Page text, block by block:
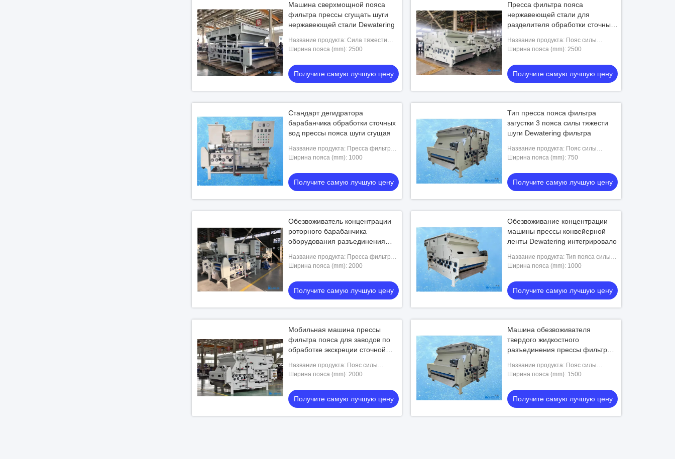
Машина сверхмощной пояса
фильтра прессы сгущать шуги
нержавеющей стали Dewatering
Название продукта: Сила тяжести
пояса фильтра нержавеющей стали 3
Ширина пояса (mm): 2500
Получите самую лучшую цену
Пресса фильтра пояса
нержавеющей стали для
разделителя обработки сточных
Название продукта: Пояс силы
тяжести пояса 3 фильтров
Ширина пояса (mm): 2500
Получите самую лучшую цену
Стандарт дегидратора
барабанчика обработки сточных
вод прессы пояса шуги сгущая
Название продукта: Пресса фильтра
пояса
Ширина пояса (mm): 1000
Получите самую лучшую цену
Тип пресса пояса фильтра
загустки 3 пояса силы тяжести
шуги Dewatering фильтра
Название продукта: Пояс силы
тяжести пояса 3 фильтров
Ширина пояса (mm): 750
Получите самую лучшую цену
Обезвоживатель концентрации
роторного барабанчика
оборудования разъединения
Название продукта: Пресса фильтра
пояса
Ширина пояса (mm): 2000
Получите самую лучшую цену
Обезвоживание концентрации
машины прессы конвейерной
ленты Dewatering интегрировало
Название продукта: Тип пояса силы
тяжести пояса 3 фильтров
Ширина пояса (mm): 1000
Получите самую лучшую цену
Мобильная машина прессы
фильтра пояса для заводов по
обработке экскреции сточной
Название продукта: Пояс силы
тяжести пояса 3 фильтров
Ширина пояса (mm): 2000
Получите самую лучшую цену
Машина обезвоживателя
твердого жидкостного
разъединения прессы фильтра
Название продукта: Пояс силы
тяжести пояса 3 фильтров
Ширина пояса (mm): 1500
Получите самую лучшую цену